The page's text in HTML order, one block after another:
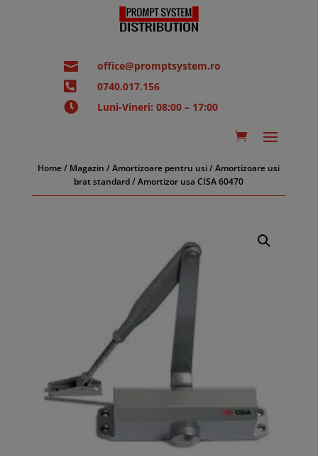
 office@promptsystem.ro
 0740.017.156
 Luni-Vineri: 08:00 – 17:00
Home/ Magazin /Amortizoare pentru usi/Amortizoare usi
brat standard/ Amortizor usa CISA 60470